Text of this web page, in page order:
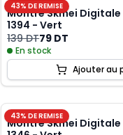
43% DE REMISE
Montre Skmei Digitale
1394 - Vert
139 DT79 DT
En stock
Ajouter au
43% DE REMISE
Montre Skmei Digitale